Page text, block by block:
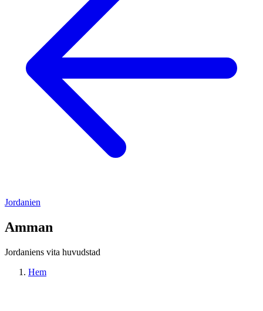
Jordanien
Amman
Jordaniens vita huvudstad
Hem